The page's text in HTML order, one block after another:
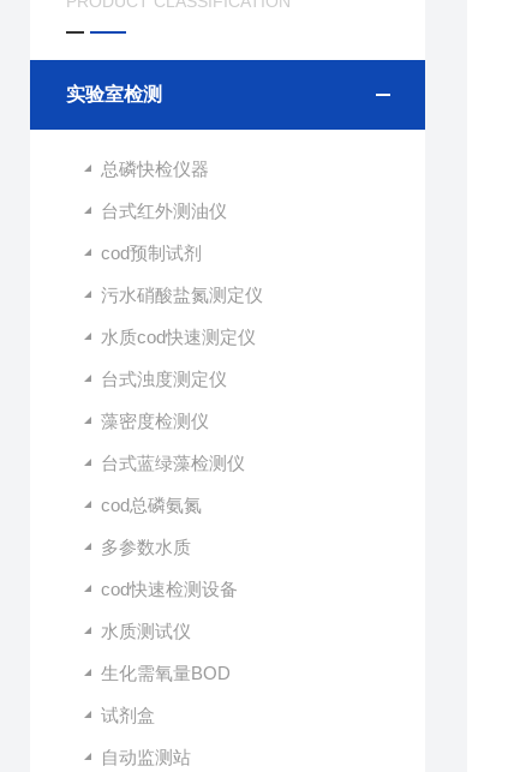
实验室检测
总磷快检仪器
台式红外测油仪
cod预制试剂
污水硝酸盐氮测定仪
水质cod快速测定仪
台式浊度测定仪
藻密度检测仪
台式蓝绿藻检测仪
cod总磷氨氮
多参数水质
cod快速检测设备
水质测试仪
生化需氧量BOD
试剂盒
自动监测站